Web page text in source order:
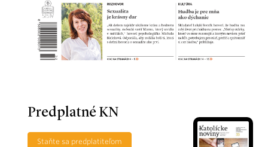
Predplatné KN
Staňte sa predplatiteľom